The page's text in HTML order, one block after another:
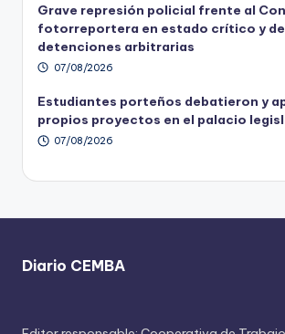
Grave represión policial frente al
fotorreportera en estado crítico y
detenciones arbitrarias
07/08/2026
Estudiantes porteños debatieron y
propios proyectos en el palacio
07/08/2026
Diario CEMBA